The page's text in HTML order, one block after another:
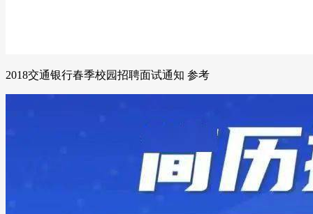
2018交通银行春季校园招聘面试通知 参考